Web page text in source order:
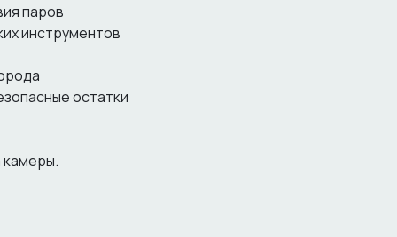
паров
инструментов
остатки
камеры.